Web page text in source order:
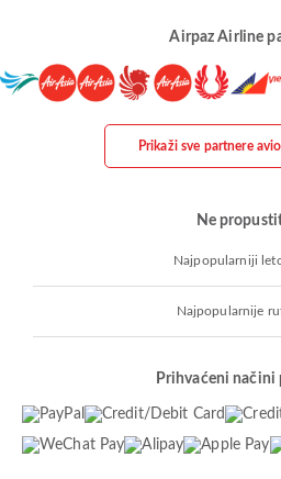
Airpaz Airline
Prikaži sve partnere
Ne
Najpopularniji
Najpopularnije
Prihvaćeni načini